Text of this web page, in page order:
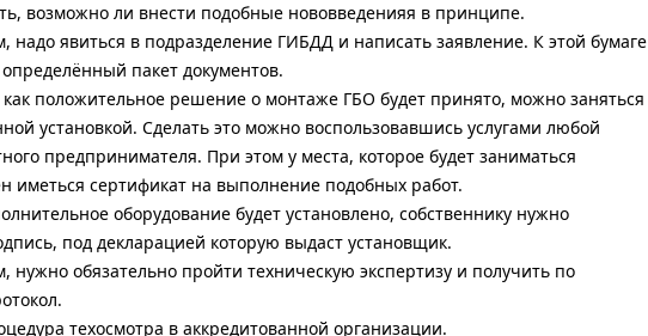
возможно ли внести подобные нововведенияя в принципе.
явиться в подразделение ГИБДД и написать заявление. К этой бумаге
пакет документов.
как положительное решение о монтаже ГБО будет принято, можно заняться
установкой. Сделать это можно воспользовавшись услугами любой
предпринимателя. При этом у места, которое будет заниматься
иметься сертификат на выполнение подобных работ.
оборудование будет установлено, собственнику нужно
под декларацией которую выдаст установщик.
обязательно пройти техническую экспертизу и получить по
техосмотра в аккредитованной организации.